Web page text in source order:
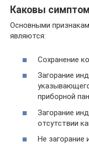
Каковы
Основными
являются:
Сохранение
Загорание
приборной
Загорание
отсутствии
Не загорание